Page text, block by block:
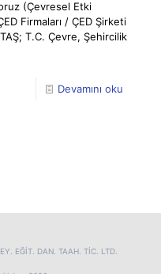
(Çevresel Etki
Firmaları / ÇED Şirketi
T.C. Çevre, Şehircilik
Devamını oku
EĞİT. DAN. TAAH. TİC. LTD.